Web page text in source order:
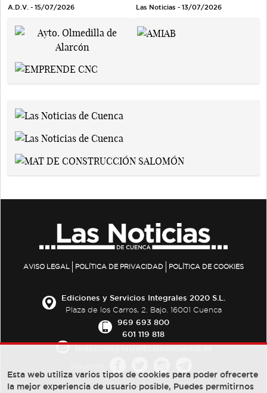
A.D.V. - 15/07/2026 Las Noticias - 13/07/2026
AVISO LEGAL POLÍTICA DE PRIVACIDAD POLÍTICA DE COOKIES
Ediciones y Servicios Integrales 2020 S.L.
Plaza de los Carros, 2. Bajo. 16001 Cuenca
969 693 800
601 119 818
Esta web utiliza varios tipos de cookies para poder ofrecerte
la mejor experiencia de usuario posible, Puedes permitirnos